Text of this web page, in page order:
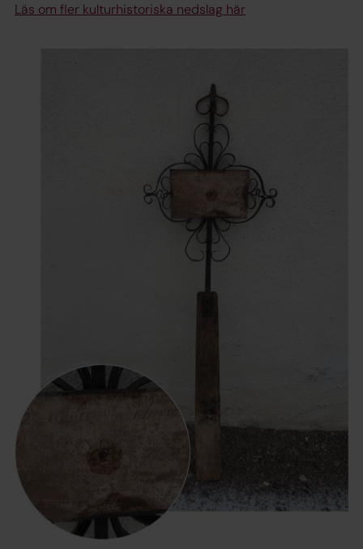
Läs om fler kulturhistoriska nedslag här